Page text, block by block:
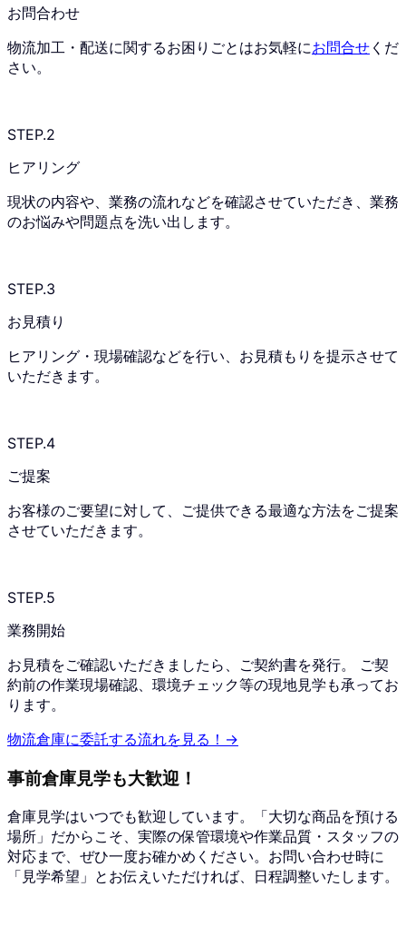
お問合わせ
物流加工・配送に関するお困りごとはお気軽にお問合せ くだ
さい。
STEP.2
ヒアリング
現状の内容や、業務の流れなどを確認させていただき、業務
のお悩みや問題点を洗い出します。
STEP.3
お見積り
ヒアリング・現場確認などを行い、お見積もりを提示させて
いただきます。
STEP.4
ご提案
お客様のご要望に対して、ご提供できる最適な方法をご提案
させていただきます。
STEP.5
業務開始
お見積をご確認いただきましたら、ご契約書を発行。 ご契
約前の作業現場確認、環境チェック等の現地見学も承ってお
ります。
物流倉庫に委託する流れを見る！→
事前倉庫見学も大歓迎！
倉庫見学はいつでも歓迎しています。「大切な商品を預ける
場所」だからこそ、実際の保管環境や作業品質・スタッフの
対応まで、ぜひ一度お確かめください。お問い合わせ時に
「見学希望」とお伝えいただければ、日程調整いたします。